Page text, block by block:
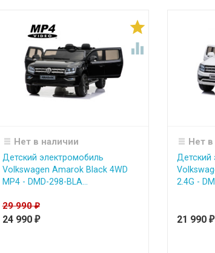


Нет в наличии
Детский электромобиль
Volkswagen Amarok Black 4WD
MP4 - DMD-298-BLA...
29 990₽
24 990 ₽
Нет в
Детский
2.4G -
21 990 ₽